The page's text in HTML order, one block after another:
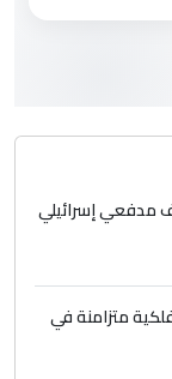
مهما
لانضمام
مدفعي إسرائيلي
4 ظواهر فلكية متزامنة في